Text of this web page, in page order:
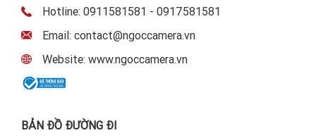
Hotline: 0911581581 - 0917581581
Email: contact@ngoccamera.vn
Website: www.ngoccamera.vn
BẢN ĐỒ ĐƯỜNG ĐI